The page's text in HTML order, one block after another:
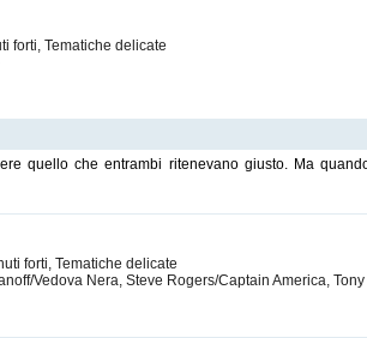
forti, Tematiche delicate
quello che entrambi ritenevano giusto. Ma
forti, Tematiche delicate
Vedova Nera, Steve Rogers/Captain America,